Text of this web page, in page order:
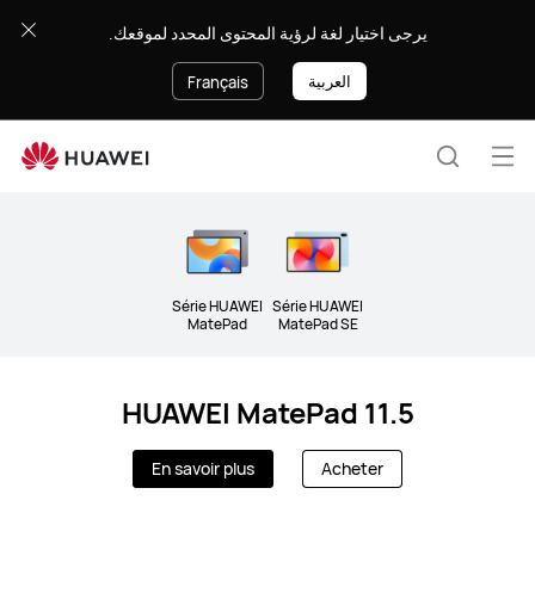
يرجى اختيار لغة لرؤية المحتوى المحدد لموقعك.
Français العربية
Série HUAWEI
MatePad
Série HUAWEI
MatePad SE
HUAWEI MatePad 11.5
En savoir plus Acheter